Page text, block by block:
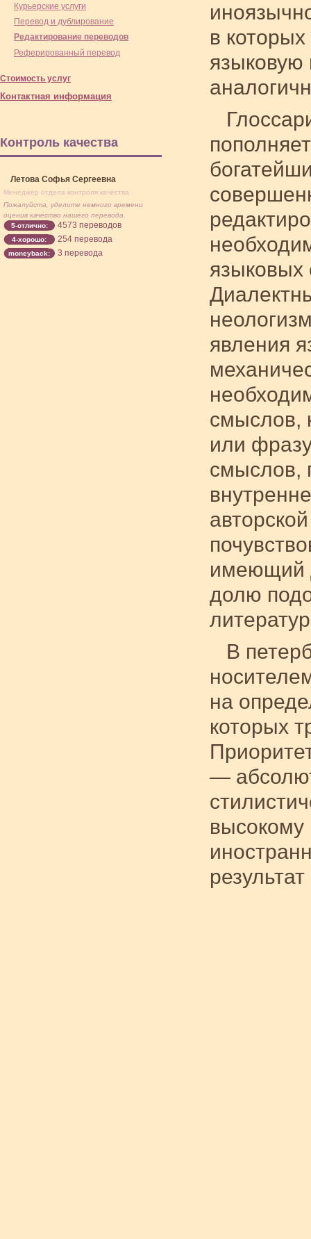
Курьерские услуги
Перевод и дублирование
Редактирование переводов
Реферированный перевод
Стоимость услуг
Контактная информация
Контроль качества
Летова Софья Сергеевна
Менеджер отдела контроля качества
Пожалуйста, уделите немного времени
оценив качество нашего перевода.
5-отлично:
4573 переводов
4-хорошо: 254 перевода
moneyback: 3 перевода
в
языковую
языковых
явления
смыслов,
или
смыслов,
имеющий
долю
В
на
которых
—